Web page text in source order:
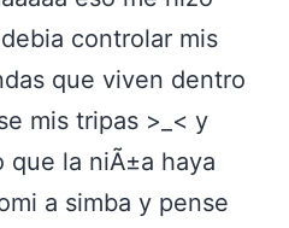
controlar mis
que viven dentro
mis tripas >_< y
que la niÃ±a haya
a simba y pense